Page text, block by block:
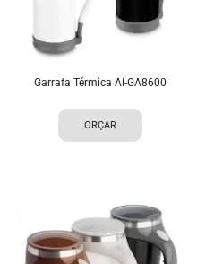
Garrafa Térmica AI-GA8600
ORÇAR